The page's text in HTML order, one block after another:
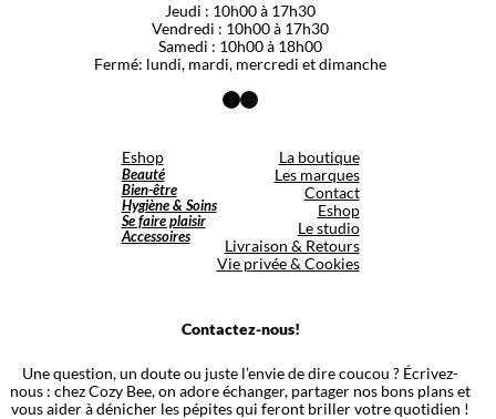
Jeudi : 10h00 à 17h30
Vendredi : 10h00 à 17h30
Samedi : 10h00 à 18h00
Fermé: lundi, mardi, mercredi et dimanche
Facebook
Instagram
Eshop
Beauté
Bien-être
Hygiène & Soins
Se faire plaisir
Accessoires
La boutique
Les marques
Contact
Eshop
Le studio
Livraison & Retours
Vie privée & Cookies
Contactez-nous!
Une question, un doute ou juste l’envie de dire coucou ? Écrivez-
nous : chez Cozy Bee, on adore échanger, partager nos bons plans et
vous aider à dénicher les pépites qui feront briller votre quotidien !